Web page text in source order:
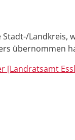
Landkreis,
übernommen
[Landratsamt